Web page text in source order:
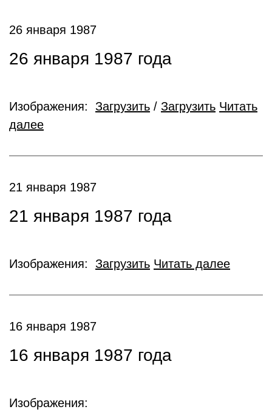
26 января 1987
26 января 1987 года
Изображения: Загрузить / Загрузить Читать
далее
21 января 1987
21 января 1987 года
Изображения: Загрузить Читать далее
16 января 1987
16 января 1987 года
Изображения: